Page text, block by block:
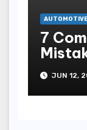
7
Judi
JUN 12,